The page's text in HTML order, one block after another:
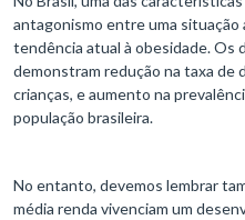
antagonismo entre uma
tendência atual à obesidade. Os
demonstram redução na taxa
crianças, e aumento na
população brasileira.
No entanto, devemos lembrar
média renda vivenciam um